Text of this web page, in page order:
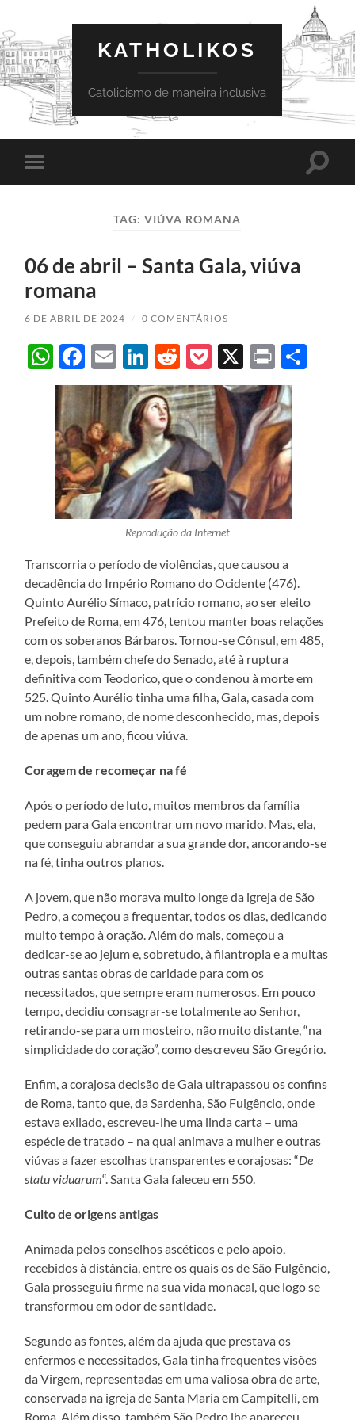
KATHOLIKOS
Catolicismo de maneira inclusiva
Toggle
mobile
Toggle
TAG:VIÚVA ROMANA
06 de abril – Santa Gala, viúva
romana
6 DE ABRIL DE 2024 / 0 COMENTÁRIOS
WhatsApp
Facebook
EmailLinkedIn
Reddit
Pocket
X Print
Reprodução da Internet
Transcorria o período de violências, que causou a
decadência do Império Romano do Ocidente (476).
Quinto Aurélio Símaco, patrício romano, ao ser eleito
Prefeito de Roma, em 476, tentou manter boas relações
com os soberanos Bárbaros. Tornou-se Cônsul, em 485,
e, depois, também chefe do Senado, até à ruptura
definitiva com Teodorico, que o condenou à morte em
525. Quinto Aurélio tinha uma filha, Gala, casada com
um nobre romano, de nome desconhecido, mas, depois
de apenas um ano, ficou viúva.
Coragem de recomeçar na fé
Após o período de luto, muitos membros da família
pedem para Gala encontrar um novo marido. Mas, ela,
que conseguiu abrandar a sua grande dor, ancorando-se
na fé, tinha outros planos.
A jovem, que não morava muito longe da igreja de São
Pedro, a começou a frequentar, todos os dias, dedicando
muito tempo à oração. Além do mais, começou a
dedicar-se ao jejum e, sobretudo, à filantropia e a muitas
outras santas obras de caridade para com os
necessitados, que sempre eram numerosos. Em pouco
tempo, decidiu consagrar-se totalmente ao Senhor,
retirando-se para um mosteiro, não muito distante, “na
simplicidade do coração”, como descreveu São Gregório.
Enfim, a corajosa decisão de Gala ultrapassou os confins
de Roma, tanto que, da Sardenha, São Fulgêncio, onde
estava exilado, escreveu-lhe uma linda carta – uma
espécie de tratado – na qual animava a mulher e outras
viúvas a fazer escolhas transparentes e corajosas: “De
statu viduarum“. Santa Gala faleceu em 550.
Culto de origens antigas
Animada pelos conselhos ascéticos e pelo apoio,
recebidos à distância, entre os quais os de São Fulgêncio,
Gala prosseguiu firme na sua vida monacal, que logo se
transformou em odor de santidade.
Segundo as fontes, além da ajuda que prestava os
enfermos e necessitados, Gala tinha frequentes visões
da Virgem, representadas em uma valiosa obra de arte,
conservada na igreja de Santa Maria em Campitelli, em
Roma. Além disso, também São Pedro lhe apareceu,